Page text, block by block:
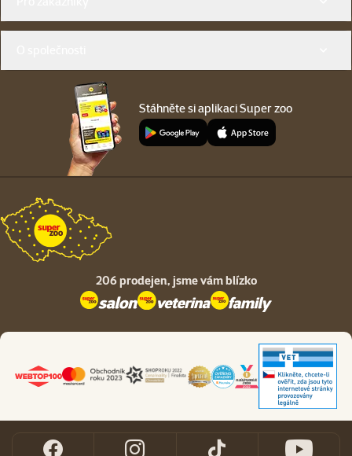
Stáhněte si aplikaci Super zoo
206 prodejen, jsme vám blízko